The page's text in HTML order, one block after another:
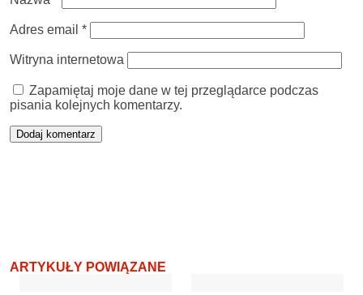
Adres email *
Witryna internetowa
Zapamiętaj moje dane w tej przeglądarce podczas
pisania kolejnych komentarzy.
ARTYKUŁY POWIĄZANE